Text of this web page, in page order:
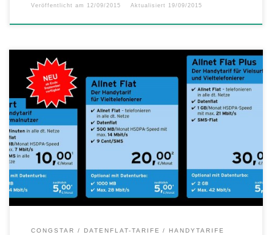
Veröffentlicht am
12/09/2015 Aktualisiert 19/09/2015
Einfachheit, Flexibilität und mehr Leistung für Mobilfunkkunden Mit
mehr Datenvolumen, auf Wunsch doppelter Geschwindigkeit sowie
einem vereinfachten Tarifmodell geht congstar im Herbst in die
Postpaid-Offensive. Nachdem im ersten Halbjahr Prepaid für den
Kölner Telekommunikationsanbieter im Vermarktungsfokus stand,
stellt congstar zur Internationalen Funkausstellung in Berlin sein
runderneuertes Postpaid-Portfolio aus Smart und […]
CONGSTAR DATENFLAT-TARIFE HANDYTARIFE